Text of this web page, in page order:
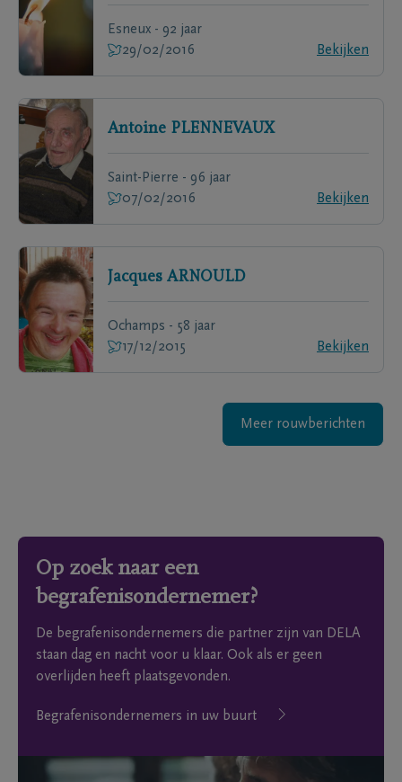
Esneux - 92 jaar
29/02/2016
Bekijken
Antoine PLENNEVAUX
Saint-Pierre - 96 jaar
07/02/2016
Bekijken
Jacques ARNOULD
Ochamps - 58 jaar
17/12/2015
Bekijken
Meer rouwberichten
Op zoek naar een
begrafenisondernemer?
De begrafenisondernemers die partner zijn van DELA
staan dag en nacht voor u klaar. Ook als er geen
overlijden heeft plaatsgevonden.
Begrafenisondernemers in uw buurt